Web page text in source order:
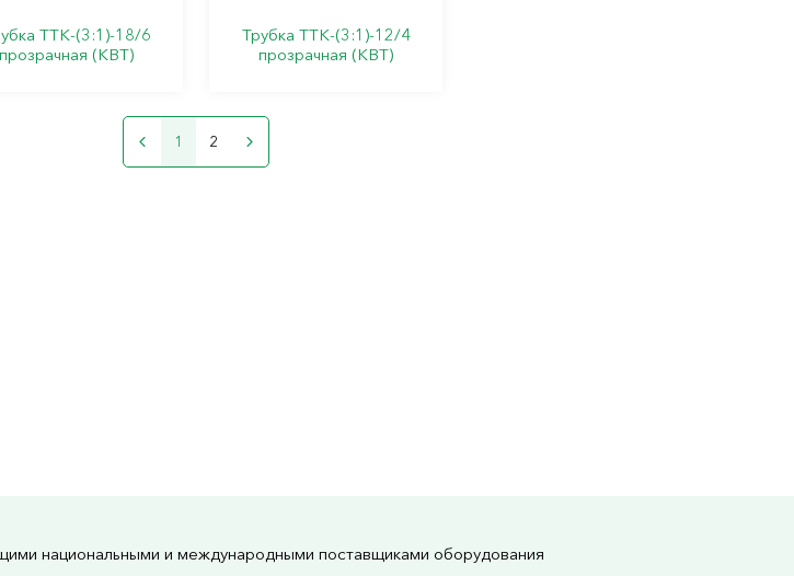
ТТК-(3:1)-18/6
прозрачная (КВТ)
Трубка ТТК-(3:1)-12/4
прозрачная (КВТ)
1 2
национальными и международными поставщиками оборудования